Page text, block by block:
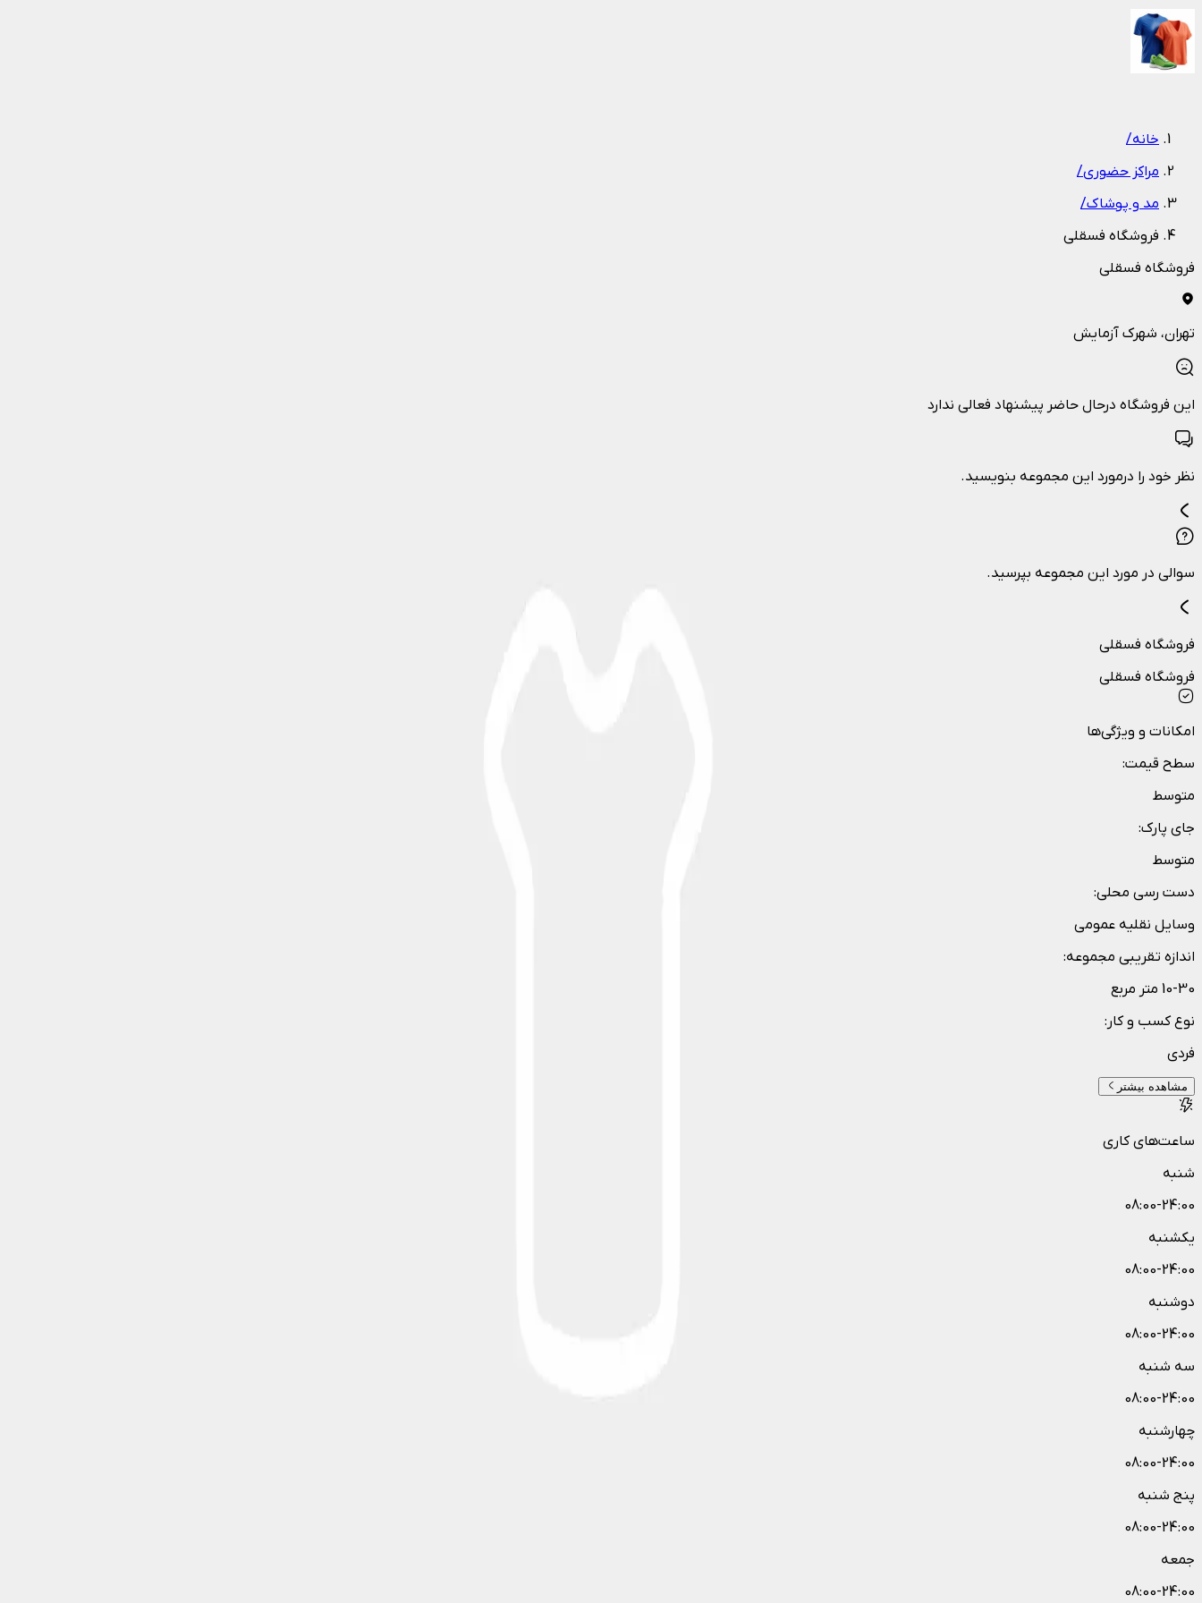
خانه/
مراکز حضوری/
مد و پوشاک/
فروشگاه فسقلي
فروشگاه فسقلي
تهران، شهرک آزمایش
این فروشگاه درحال حاضر پیشنهاد فعالی ندارد
نظر خود را درمورد این مجموعه بنویسید.
سوالی در مورد این مجموعه بپرسید.
فروشگاه فسقلي
فروشگاه فسقلي
امکانات و ویژگی‌ها
سطح قیمت:
متوسط
جای پارک:
متوسط
دست رسی محلی:
وسایل نقلیه عمومی
اندازه تقریبی مجموعه:
10-30 متر مربع
نوع کسب و کار :
فردی
مشاهده بیشتر
ساعت‌های کاری
شنبه
08:00-24:00
یکشنبه
08:00-24:00
دوشنبه
08:00-24:00
سه شنبه
08:00-24:00
چهارشنبه
08:00-24:00
پنج شنبه
08:00-24:00
جمعه
08:00-24:00